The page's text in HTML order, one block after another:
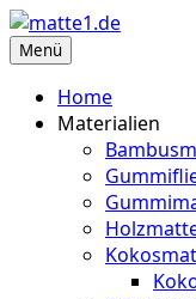
Zum
Inhalt
matte1.de
Deine Infoseite für
Menü
Home
Materialien